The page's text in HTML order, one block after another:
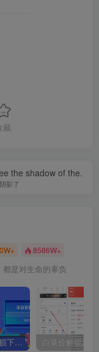
藏
the shadow of the.
影了
8586W+
是对生命的辜负
全网VIP课程 无损下载~